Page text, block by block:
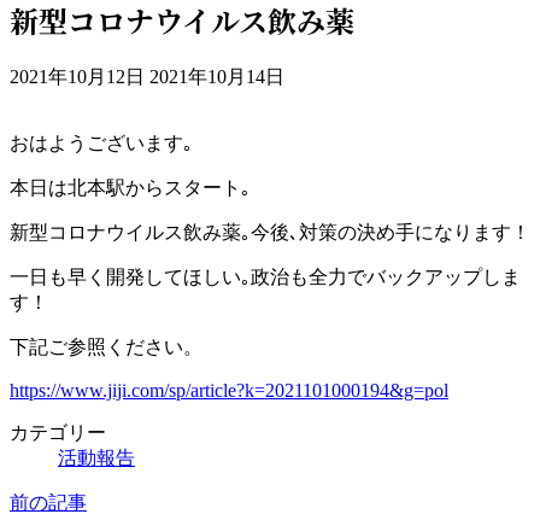
新型コロナウイルス飲み薬
2021年10月12日 最
新
日
時
:
2021年10月14日
おはようございます｡
本日は北本駅からスタート｡
新型コロナウイルス飲み薬｡今後､対策の決め手になります！
一日も早く開発してほしい｡政治も全力でバックアップしま
す！
下記ご参照ください。
https://www.jiji.com/sp/article?k=2021101000194&g=pol
カテゴリー
活動報告
前の記事